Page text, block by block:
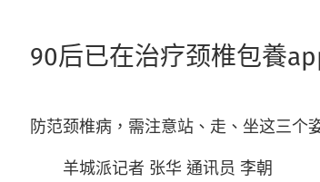
90后已在治疗颈椎包養
防范颈椎病，需注意站、走、坐这三个
羊城派记者 张华 通讯员 李朝